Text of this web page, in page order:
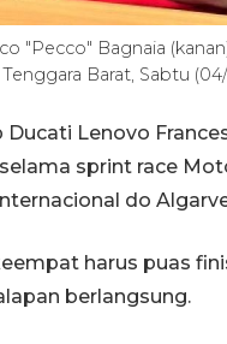
"Pecco" Bagnaia
Barat, Sabtu
Lenovo
sprint race
do
harus puas
berlangsung.